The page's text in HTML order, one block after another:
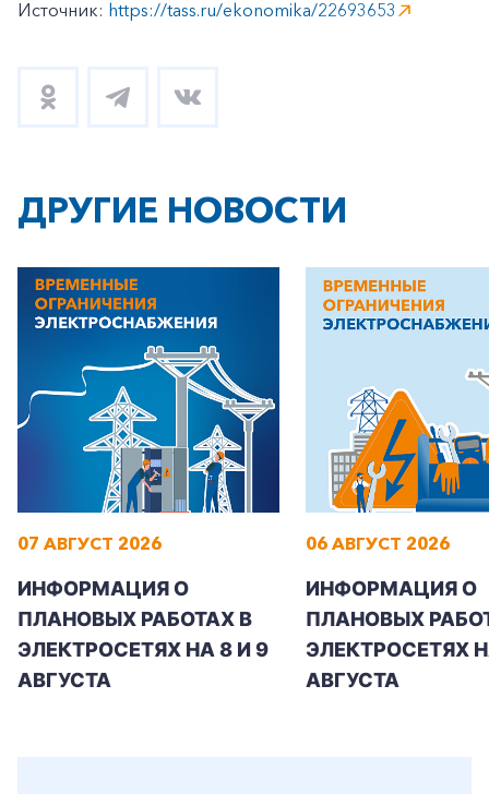
+7-800-700-24-57
Частным клиентам
Корпоративным клиентам
Источник: https://tass.ru/ekonomika/22693653
ДРУГИЕ НОВОСТИ
07 АВГУСТ 2026
ИНФОРМАЦИЯ О
ПЛАНОВЫХ РАБОТАХ В
ЭЛЕКТРОСЕТЯХ НА 8 И 9
АВГУСТА
06 АВГУСТ 2026
ИНФОРМАЦИЯ О
ПЛАНОВЫХ
ЭЛЕКТРОСЕТЯХ
АВГУСТА